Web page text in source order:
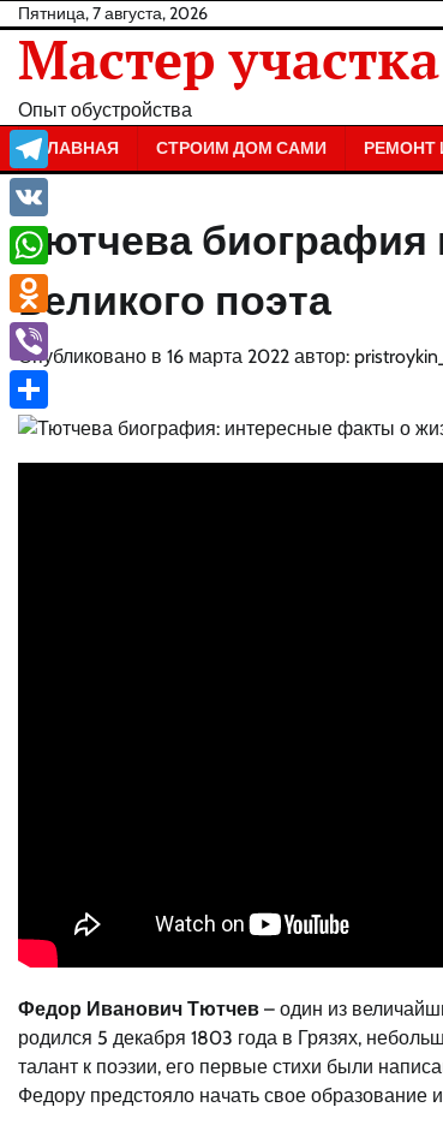
Перейти
содержанию
Пятница, 7 августа, 2026
Мастер участка
Опыт обустройства
ГЛАВНАЯ СТРОИМ ДОМ САМИ РЕМОНТ
Тютчева
великого поэта
Опубликовано в 16 марта 2022 автор: pristroykin_
Федор Иванович Тютчев – один из
родился 5 декабря 1803 года в Грязях,
талант к поэзии, его первые стихи были
Федору предстояло начать свое образование
Telegram
VK
WhatsApp
Odnoklassniki
Viber
Отправить